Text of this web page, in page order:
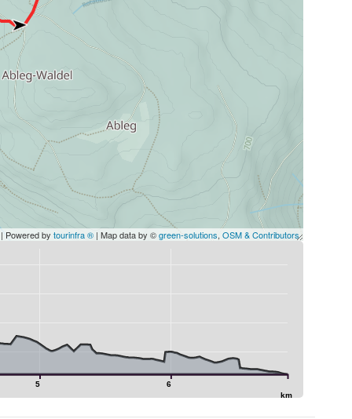
| Powered by tourinfra ® | Map data by ©green-solutions, OSM & Contributors
5 6
km